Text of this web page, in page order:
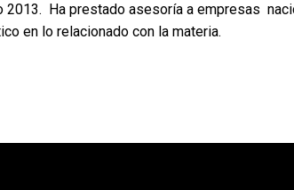
2013. Ha prestado asesoría a empresas
en lo relacionado con la materia.